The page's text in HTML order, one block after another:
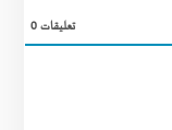
0تعليقات